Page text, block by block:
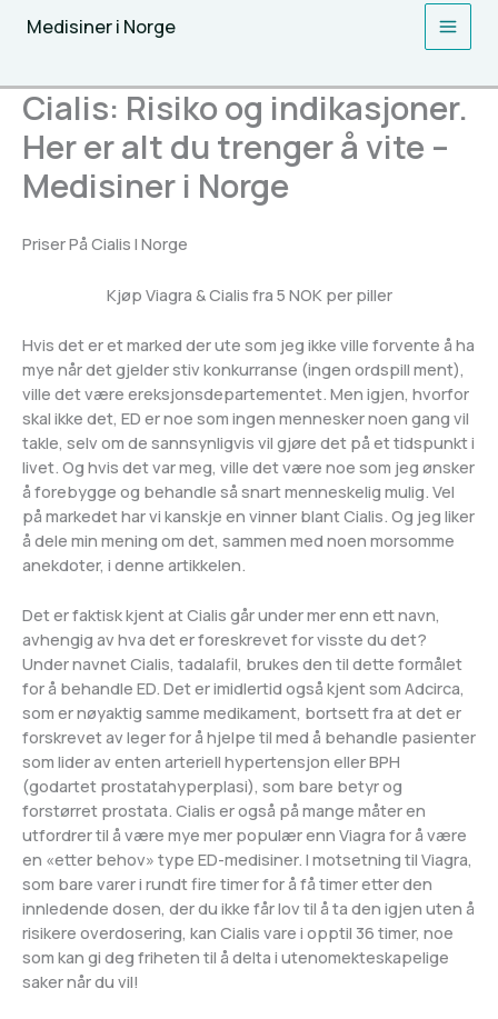
Medisiner i Norge
Cialis: Risiko og indikasjoner.
Her er alt du trenger å vite –
Medisiner i Norge
Priser På Cialis I Norge
Kjøp Viagra & Cialis fra 5 NOK per piller
Hvis det er et marked der ute som jeg ikke ville forvente å ha
mye når det gjelder stiv konkurranse (ingen ordspill ment),
ville det være ereksjonsdepartementet. Men igjen, hvorfor
skal ikke det, ED er noe som ingen mennesker noen gang vil
takle, selv om de sannsynligvis vil gjøre det på et tidspunkt i
livet. Og hvis det var meg, ville det være noe som jeg ønsker
å forebygge og behandle så snart menneskelig mulig. Vel
på markedet har vi kanskje en vinner blant Cialis. Og jeg liker
å dele min mening om det, sammen med noen morsomme
anekdoter, i denne artikkelen.
Det er faktisk kjent at Cialis går under mer enn ett navn,
avhengig av hva det er foreskrevet for visste du det?
Under navnet Cialis, tadalafil, brukes den til dette formålet
for å behandle ED. Det er imidlertid også kjent som Adcirca,
som er nøyaktig samme medikament, bortsett fra at det er
forskrevet av leger for å hjelpe til med å behandle pasienter
som lider av enten arteriell hypertensjon eller BPH
(godartet prostatahyperplasi), som bare betyr og
forstørret prostata. Cialis er også på mange måter en
utfordrer til å være mye mer populær enn Viagra for å være
en «etter behov» type ED-medisiner. I motsetning til Viagra,
som bare varer i rundt fire timer for å få timer etter den
innledende dosen, der du ikke får lov til å ta den igjen uten å
risikere overdosering, kan Cialis vare i opptil 36 timer, noe
som kan gi deg friheten til å delta i utenomekteskapelige
saker når du vil!